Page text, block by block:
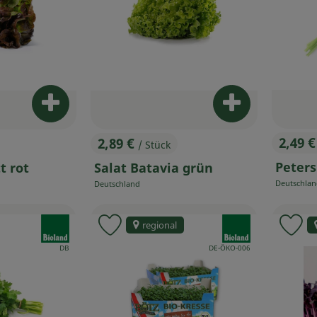
rot
Produkt zum Warenkorb hinzufügen
, Preis:
2,89 € / Stück
Salat Batavia grün
, Herkunft:
Deutschland
Produkt zum
,2,49 €
, Herkunft:
, Kontrollstelle:
DB
Favouriten hinzufügen
, Kontrollstelle:
DE-ÖKO-006
regional
Produkt zu Favouriten hinzufügen